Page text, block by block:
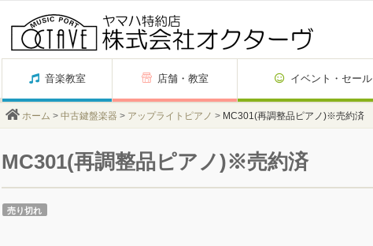
content
音楽教室 店舗・教室 イベント・セール
ホーム > 中古鍵盤楽器 > アップライトピアノ > MC301(再調整品ピアノ)※売約済
MC301(再調整品ピアノ)※売約済
売り切れ